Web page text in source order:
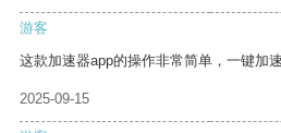
游客
这款加速器app的操作非常简单，一键加
2025-09-15